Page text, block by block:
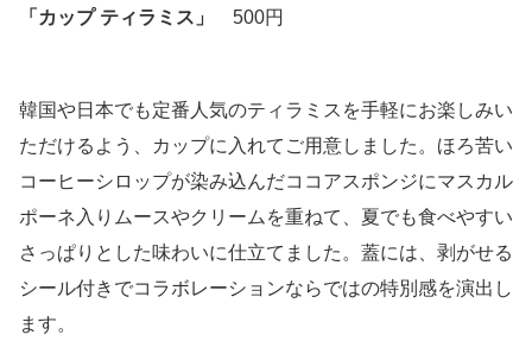
「カップ ティラミス」 500円
韓国や日本でも定番人気のティラミスを手軽にお楽しみい
ただけるよう、カップに入れてご用意しました。ほろ苦い
コーヒーシロップが染み込んだココアスポンジにマスカル
ポーネ入りムースやクリームを重ねて、夏でも食べやすい
さっぱりとした味わいに仕立てました。蓋には、剥がせる
シール付きでコラボレーションならではの特別感を演出し
ます。